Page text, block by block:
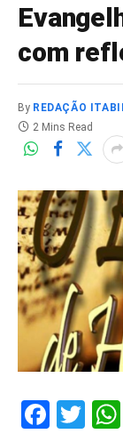
com
By REDAÇÃO
2 Mins Read